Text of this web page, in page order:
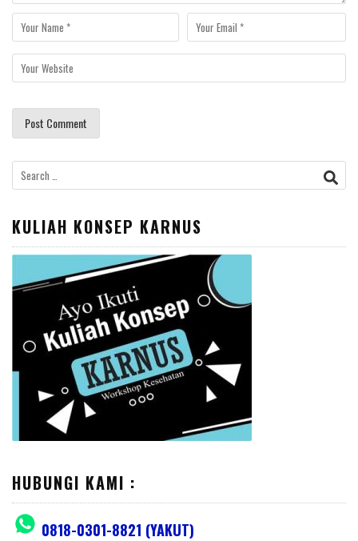
Search
for:
KULIAH KONSEP KARNUS
HUBUNGI KAMI :
0818-0301-8821 (YAKUT)